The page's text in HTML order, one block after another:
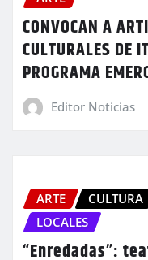
CONVOCAN A
CULTURALES DE
PROGRAMA
Editor Noticias
ARTE CULTURA
LOCALES
“Enredadas”: